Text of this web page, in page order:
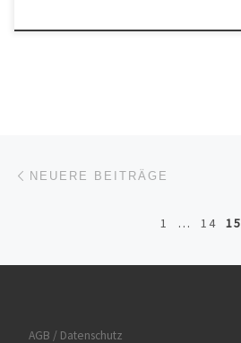
Beitrags-Navigation
NEUERE BEITRÄGE
1 … 14 15
AGB / Datenschutz